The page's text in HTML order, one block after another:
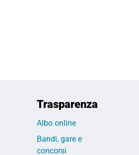
Trasparenza
Albo online
Bandi, gare e
concorsi